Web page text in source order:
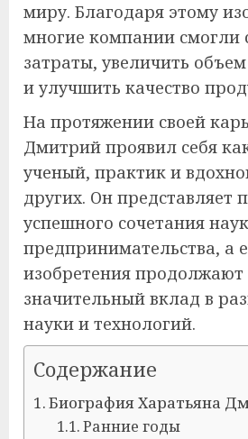
миру. Благодаря этому
многие компании смогли
затраты, увеличить
и улучшить качество
На протяжении своей
Дмитрий проявил себя
ученый, практик и
других. Он представляет
успешного сочетания
предпринимательства, а
изобретения продолжают
значительный вклад в
науки и технологий.
Содержание
Биография Харатьяна
Ранние годы